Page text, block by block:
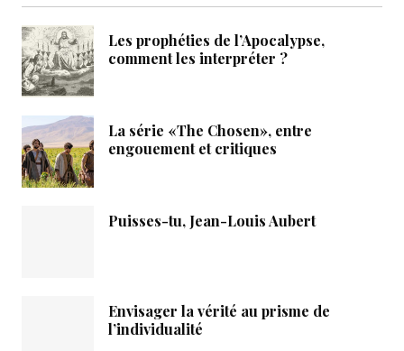
Les prophéties de l’Apocalypse,
comment les interpréter ?
La série «The Chosen», entre
engouement et critiques
Puisses-tu, Jean-Louis Aubert
Envisager la vérité au prisme de
l’individualité